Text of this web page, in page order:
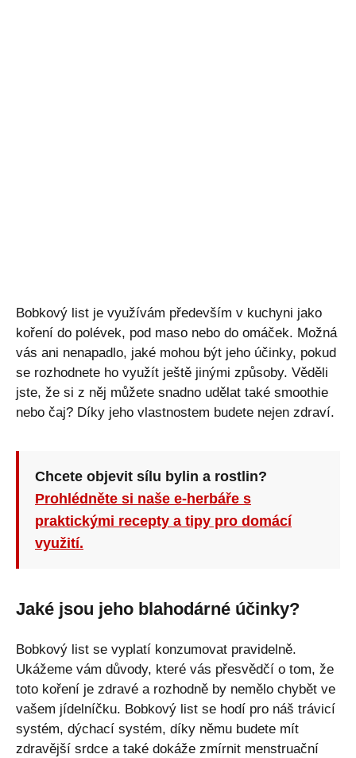
Bobkový list je využívám především v kuchyni jako
koření do polévek, pod maso nebo do omáček. Možná
vás ani nenapadlo, jaké mohou být jeho účinky, pokud
se rozhodnete ho využít ještě jinými způsoby. Věděli
jste, že si z něj můžete snadno udělat také smoothie
nebo čaj? Díky jeho vlastnostem budete nejen zdraví.
Chcete objevit sílu bylin a rostlin?
Prohlédněte si naše e-herbáře s
praktickými recepty a tipy pro domácí
využití.
Jaké jsou jeho blahodárné účinky?
Bobkový list se vyplatí konzumovat pravidelně.
Ukážeme vám důvody, které vás přesvědčí o tom, že
toto koření je zdravé a rozhodně by nemělo chybět ve
vašem jídelníčku. Bobkový list se hodí pro náš trávicí
systém, dýchací systém, díky němu budete mít
zdravější srdce a také dokáže zmírnit menstruační